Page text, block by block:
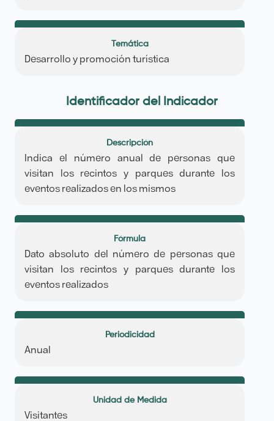
Temática
Desarrollo y promoción turística
Identificador del Indicador
Descripción
Indica el número anual de personas que
visitan los recintos y parques durante los
eventos realizados en los mismos
Fórmula
Dato absoluto del número de personas que
visitan los recintos y parques durante los
eventos realizados
Periodicidad
Anual
Unidad de Medida
Visitantes